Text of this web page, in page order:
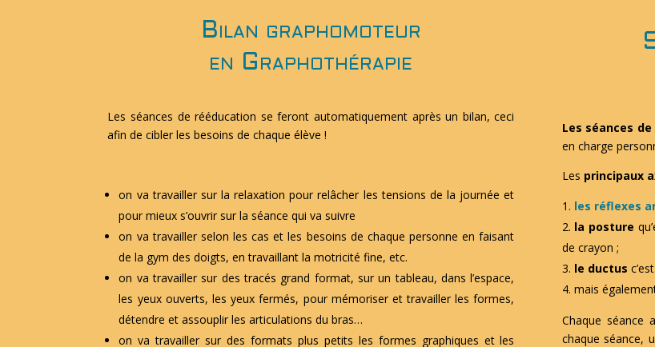
Bilan graphomoteur
en Graphothérapie
Les séances de rééducation se feront automatiquement après un bilan, ceci
afin de cibler les besoins de chaque élève !
on va travailler sur la relaxation pour relâcher les tensions de la journée et
pour mieux s’ouvrir sur la séance qui va suivre
on va travailler selon les cas et les besoins de chaque personne en faisant
de la gym des doigts, en travaillant la motricité fine, etc.
on va travailler sur des tracés grand format, sur un tableau, dans l’espace,
les yeux ouverts, les yeux fermés, pour mémoriser et travailler les formes,
détendre et assouplir les articulations du bras…
on va travailler sur des formats plus petits les formes graphiques et les
Les séances
en charge
Les principaux
les réflexes
la posture
de crayon ;
le ductus
mais
Chaque séance
chaque séance,